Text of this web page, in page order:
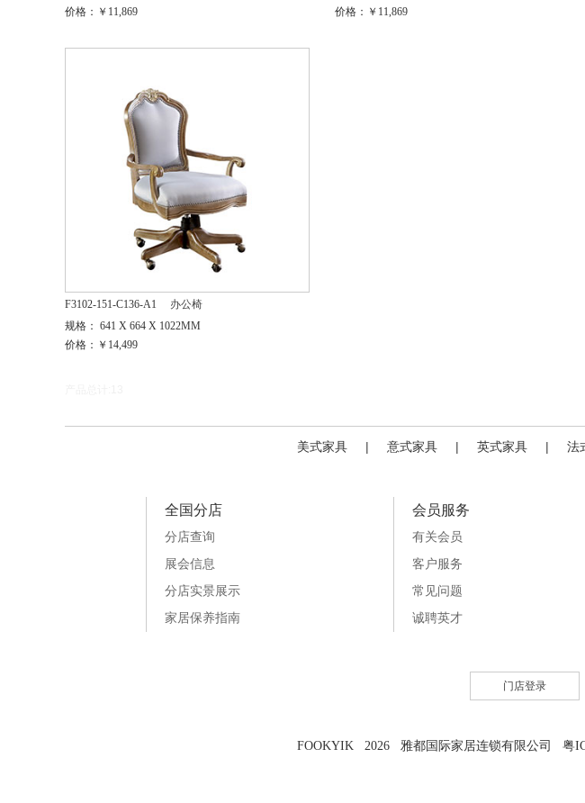
价格：￥11,869
价格：￥11,869
F3102-151-C136-A1
办公椅
规格： 641 X 664 X 1022MM
价格：￥14,499
美式家具 | 意式家具 | 英式家具 | 法
全国分店
分店查询
展会信息
分店实景展示
家居保养指南
会员服务
有关会员
客户服务
常见问题
诚聘英才
门店登录
FOOKYIK 2026 雅都国际家居连锁有限公司 粤